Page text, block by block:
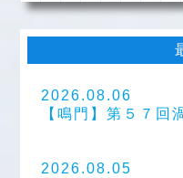
2026.08.06
【鳴門】第５７回
2026.08.05